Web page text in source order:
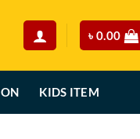
৳ 0.00
KIDS ITEM